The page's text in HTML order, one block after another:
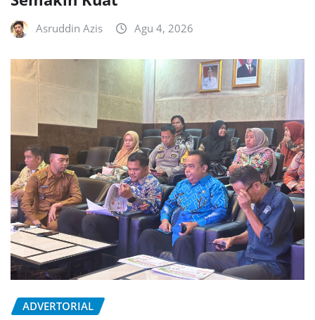
Asruddin Azis Agu 4, 2026
ADVERTORIAL